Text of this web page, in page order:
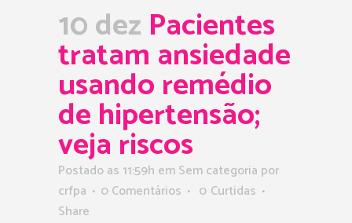
10 dez Pacientes
tratam ansiedade
usando remédio
de hipertensão;
veja riscos
Postado as 11:59h em Sem categoria por
crfpa
0 Comentários 0 Curtidas
Share